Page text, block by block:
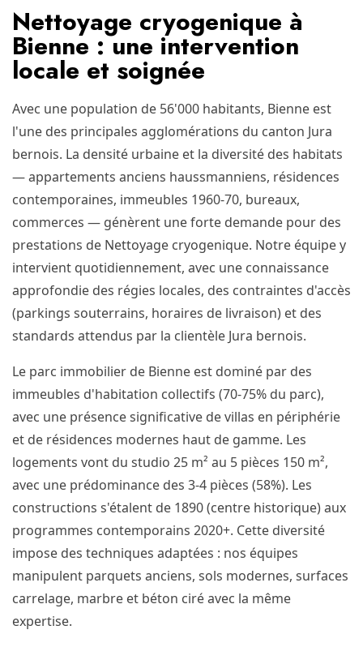
Nettoyage cryogenique à
Bienne : une intervention
locale et soignée
Avec une population de 56'000 habitants, Bienne est
l'une des principales agglomérations du canton Jura
bernois. La densité urbaine et la diversité des habitats
— appartements anciens haussmanniens, résidences
contemporaines, immeubles 1960-70, bureaux,
commerces — génèrent une forte demande pour des
prestations de Nettoyage cryogenique. Notre équipe y
intervient quotidiennement, avec une connaissance
approfondie des régies locales, des contraintes d'accès
(parkings souterrains, horaires de livraison) et des
standards attendus par la clientèle Jura bernois.
Le parc immobilier de Bienne est dominé par des
immeubles d'habitation collectifs (70-75% du parc),
avec une présence significative de villas en périphérie
et de résidences modernes haut de gamme. Les
logements vont du studio 25 m² au 5 pièces 150 m²,
avec une prédominance des 3-4 pièces (58%). Les
constructions s'étalent de 1890 (centre historique) aux
programmes contemporains 2020+. Cette diversité
impose des techniques adaptées : nos équipes
manipulent parquets anciens, sols modernes, surfaces
carrelage, marbre et béton ciré avec la même
expertise.